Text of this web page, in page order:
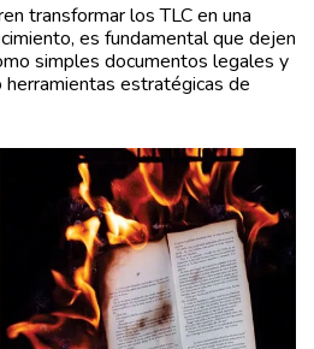
transformar los TLC en una
es fundamental que dejen
simples documentos legales y
estratégicas de